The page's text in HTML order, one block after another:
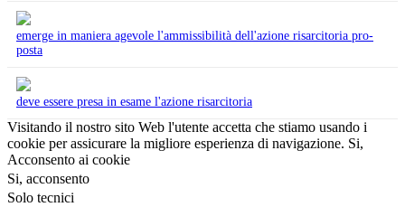
emerge in maniera agevole l'ammissibilità dell'azione risarcitoria pro-
posta
deve essere presa in esame l'azione risarcitoria
Visitando il nostro sito Web l'utente accetta che stiamo usando i
cookie per assicurare la migliore esperienza di navigazione. Si,
Acconsento ai cookie
Si, acconsento
Solo tecnici